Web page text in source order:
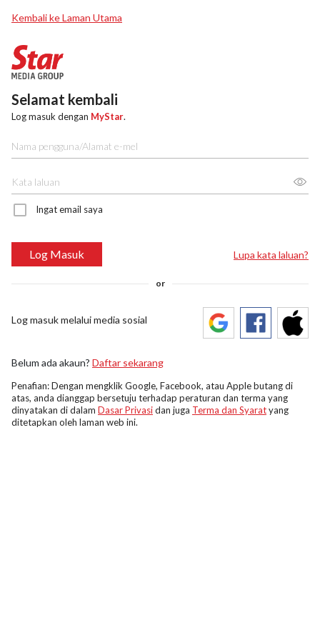
Kembali ke Laman Utama
Selamat kembali
Log masuk dengan MyStar.
Ingat email saya
Log Masuk Lupa kata laluan?
or
Log masuk melalui media sosial
Belum ada akaun? Daftar sekarang
Penafian: Dengan mengklik Google, Facebook, atau Apple butang di
atas, anda dianggap bersetuju terhadap peraturan dan terma yang
dinyatakan di dalam Dasar Privasidan juga Terma dan Syaratyang
ditetapkan oleh laman web ini.